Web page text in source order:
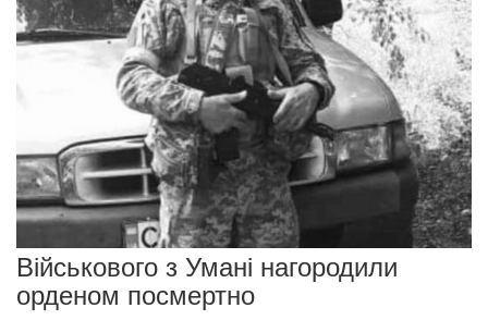
Військового з Умані нагородили
орденом посмертно